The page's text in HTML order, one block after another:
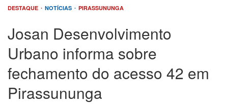
DESTAQUE NOTÍCIAS PIRASSUNUNGA
Josan Desenvolvimento
Urbano informa sobre
fechamento do acesso 42 em
Pirassununga